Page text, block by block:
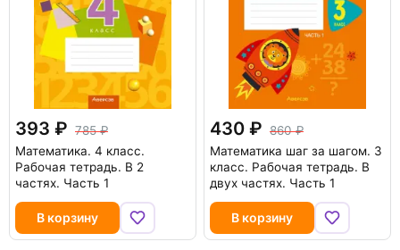
393
785
Математика. 4 класс.
Рабочая тетрадь. В 2
частях. Часть 1
В корзину
430
860
Математика шаг за шагом. 3
класс. Рабочая тетрадь. В
двух частях. Часть 1
В корзину